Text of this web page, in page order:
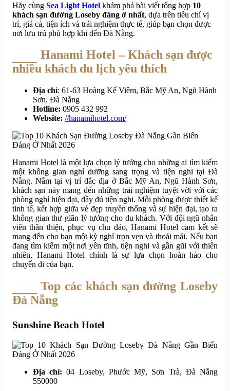
Hãy cùng Sea Light Hotel khám phá bài viết tổng hợp 10
khách sạn đường Loseby đáng ở nhất, dựa trên tiêu chí vị
trí, giá cả, tiện ích và trải nghiệm thực tế, giúp bạn chọn được
nơi lưu trú phù hợp khi đến Đà Nẵng.
Hanami Hotel – Khách sạn được
nhiều khách du lịch yêu thích
Địa chỉ: 61-63 Hoàng Kế Viêm, Bắc Mỹ An, Ngũ Hành
Sơn, Đà Nẵng
Hotline: 0905 432 992
Website: //hanamihotel.com/
Hanami Hotel là một lựa chọn lý tưởng cho những ai tìm kiếm
một không gian nghỉ dưỡng sang trọng và tiện nghi tại Đà
Nẵng. Nằm tại vị trí đắc địa ở Bắc Mỹ An, Ngũ Hành Sơn,
khách sạn này mang đến những trải nghiệm tuyệt vời với các
phòng nghỉ hiện đại, đầy đủ tiện nghi. Mỗi phòng được thiết kế
tinh tế, kết hợp giữa vẻ đẹp truyền thống và sự hiện đại, tạo ra
không gian thư giãn lý tưởng cho du khách. Với đội ngũ nhân
viên thân thiện, phục vụ chu đáo, Hanami Hotel cam kết sẽ
mang đến cho bạn một kỳ nghỉ trọn vẹn và thoải mái. Nếu bạn
đang tìm kiếm một nơi yên tĩnh, tiện nghi và gần gũi với thiên
nhiên, Hanami Hotel chính là sự lựa chọn hoàn hảo cho
chuyến đi của bạn.
Top các khách sạn đường Loseby
Đà Nẵng
Sunshine Beach Hotel
Địa chỉ: 04 Loseby, Phước Mỹ, Sơn Trà, Đà Nẵng
550000